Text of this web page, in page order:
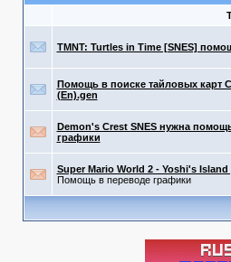
TMNT: Turtles in Time [SNES]
Помощь в поиске тайловых карт
(En).gen
Demon's Crest SNES нужна
графики
Super Mario World 2 - Yoshi's Island
Помощь в переводе графики